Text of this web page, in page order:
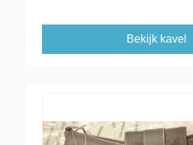
Bekijk kavel